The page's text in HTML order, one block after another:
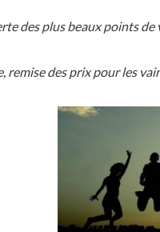
des plus beaux points
remise des prix pour les